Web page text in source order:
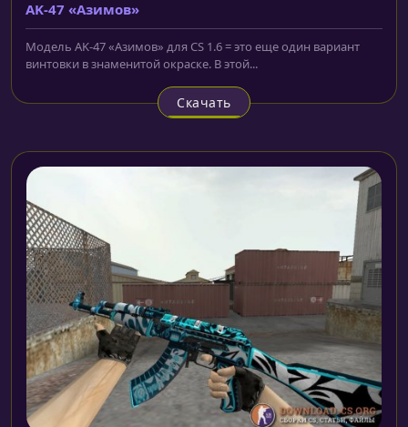
AK-47 «Азимов»
Модель AK-47 «Азимов» для CS 1.6 = это еще один вариант
винтовки в знаменитой окраске. В этой...
Скачать